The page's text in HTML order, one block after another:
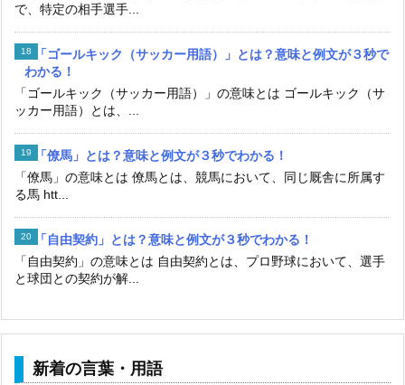
で、特定の相手選手...
「ゴールキック（サッカー用語）」とは？意味と例文が３秒で
わかる！
「ゴールキック（サッカー用語）」の意味とは ゴールキック（サ
ッカー用語）とは、...
「僚馬」とは？意味と例文が３秒でわかる！
「僚馬」の意味とは 僚馬とは、競馬において、同じ厩舎に所属す
る馬 htt...
「自由契約」とは？意味と例文が３秒でわかる！
「自由契約」の意味とは 自由契約とは、プロ野球において、選手
と球団との契約が解...
新着の言葉・用語